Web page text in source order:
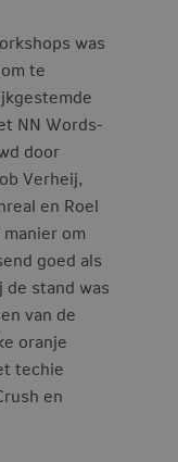
was
te
NN Words-
door
Verheij,
en Roel
om
goed als
stand was
van de
oranje
techie
en